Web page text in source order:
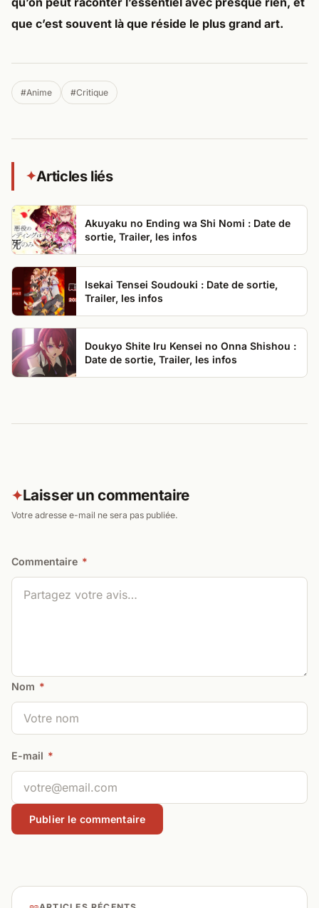
que c’est souvent là que réside le plus grand art.
#Anime #Critique
✦Articles liés
Akuyaku no Ending wa Shi Nomi : Date de
sortie, Trailer, les infos
Isekai Tensei Soudouki : Date de sortie,
Trailer, les infos
Doukyo Shite Iru Kensei no Onna Shishou :
Date de sortie, Trailer, les infos
✦Laisser un commentaire
Votre adresse e-mail ne sera pas publiée.
Commentaire *
Nom *
E-mail *